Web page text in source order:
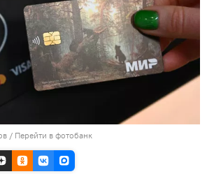
/ Перейти в фотобанк